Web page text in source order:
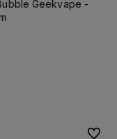
Geekvape -
Do